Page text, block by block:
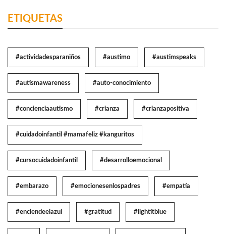
ETIQUETAS
#actividadesparaniños #austimo #austimspeaks
#autismawareness #auto-conocimiento
#concienciaautismo #crianza #crianzapositiva
#cuidadoinfantil #mamafeliz #kanguritos
#cursocuidadoinfantil #desarrolloemocional
#embarazo #emocionesenlospadres #empatía
#enciendeelazul #gratitud #lightitblue